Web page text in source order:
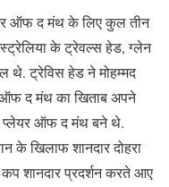
ऑफ द मंथ के लिए कुल तीन
के ट्रेवल्स हेड, ग्लेन
थे. ट्रेविस हेड ने मोहम्मद
द मंथ का खिताब अपने
प्लेयर ऑफ द मंथ बने थे.
के खिलाफ शानदार दोहरा
कप शानदार प्रदर्शन करते आए